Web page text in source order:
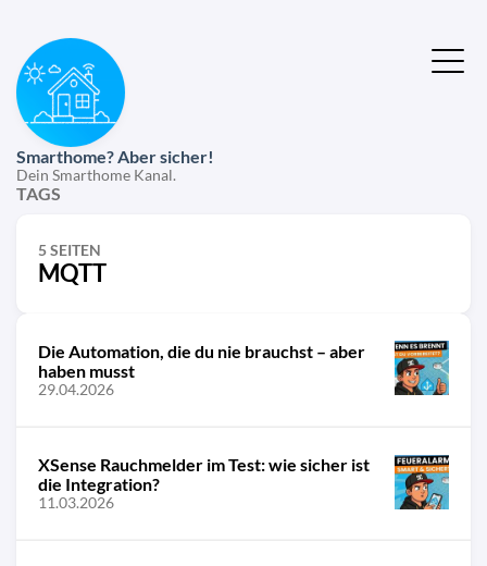
Smarthome? Aber sicher!
Dein Smarthome Kanal.
TAGS
5 SEITEN
MQTT
Die Automation, die du nie brauchst – aber
haben musst
29.04.2026
XSense Rauchmelder im Test: wie sicher ist
die Integration?
11.03.2026